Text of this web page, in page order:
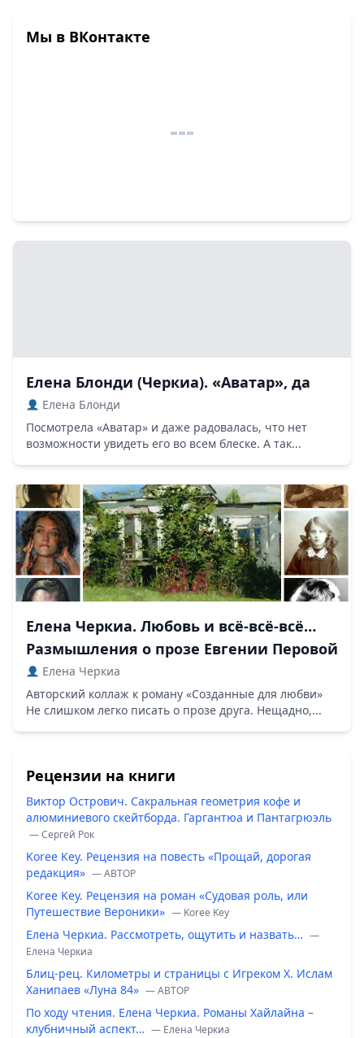
Елена Блонди (Черкиа). «Аватар», да
Елена Блонди
Посмотрела «Аватар» и даже радовалась, что нет
возможности увидеть его во всем блеске. А так...
Елена Черкиа. Любовь и всё-всё-всё…
Размышления о прозе Евгении Перовой
Елена Черкиа
Авторский коллаж к роману «Созданные для любви»
Не слишком легко писать о прозе друга. Нещадно,...
Рецензии на книги
Виктор Острович. Сакральная геометрия кофе и
алюминиевого скейтборда. Гаргантюа и Пантагрюэль
— Сергей Рок
Koree Key. Рецензия на повесть «Прощай, дорогая
редакция» — ABTOP
Koree Key. Рецензия на роман «Судовая роль, или
Путешествие Вероники» — Koree Key
Елена Черкиа. Рассмотреть, ощутить и назвать… —
Елена Черкиа
Блиц-рец. Километры и страницы с Игреком Х. Ислам
Ханипаев «Луна 84» — ABTOP
По ходу чтения. Елена Черкиа. Романы Хайлайна –
клубничный аспект… — Елена Черкиа
Мы в ВКонтакте